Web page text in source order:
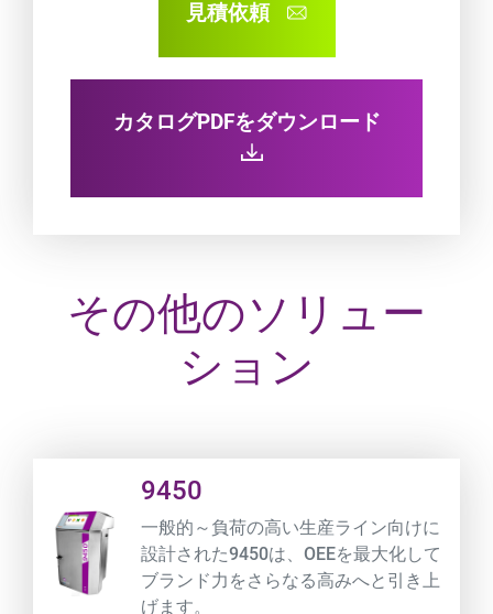
見積依頼
カタログPDFをダウンロード
その他のソリュー
ション
9450
一般的～負荷の高い生産ライン向けに
設計された9450は、OEEを最大化して
ブランド力をさらなる高みへと引き上
げます。